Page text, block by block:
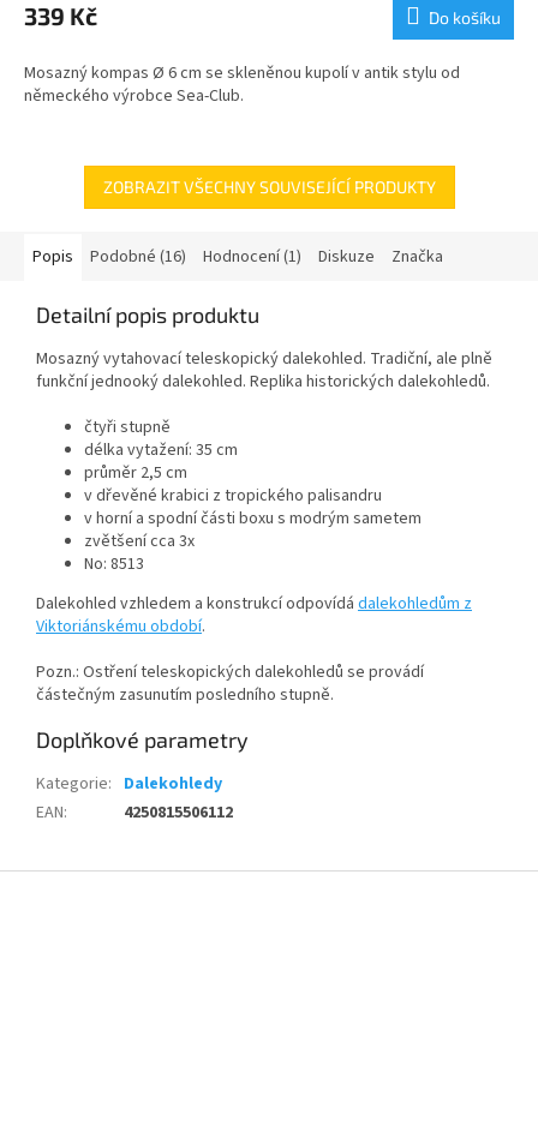
339 Kč Do košíku
Mosazný kompas Ø 6 cm se skleněnou kupolí v antik stylu od
německého výrobce Sea-Club.
ZOBRAZIT VŠECHNY SOUVISEJÍCÍ PRODUKTY
Popis Podobné (16) Hodnocení (1) Diskuze Značka
Detailní popis produktu
Mosazný vytahovací teleskopický dalekohled. Tradiční, ale plně
funkční jednooký dalekohled. Replika historických dalekohledů.
čtyři stupně
délka vytažení: 35 cm
průměr 2,5 cm
v dřevěné krabici z tropického palisandru
v horní a spodní části boxu s modrým sametem
zvětšení cca 3x
No: 8513
Dalekohled vzhledem a konstrukcí odpovídá dalekohledům z
Viktoriánskému období.
Pozn.: Ostření teleskopických dalekohledů se provádí
částečným zasunutím posledního stupně.
Doplňkové parametry
Kategorie: Dalekohledy
EAN: 4250815506112